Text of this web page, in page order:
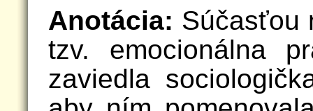
Anotácia: Súčasťou
tzv. emocionálna
zaviedla